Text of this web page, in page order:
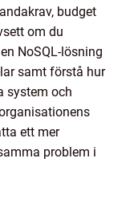
budget
om du
NoSQL-lösning
samt förstå hur
system och
ett mer
problem i